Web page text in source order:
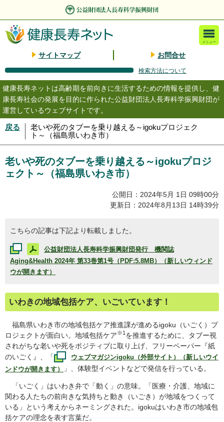
サイトマップ お問合せ
メニュー
検索方法について
健康長寿ネットは高齢期を前向きに生活するための情報を提供し、健
康長寿社会の発展を目的に作られた公益財団法人長寿科学振興財団が
運営しているウェブサイトです。
戻る
老いや死のタブーを乗り越える～igokuプロジェク
ト～（福島県いわき市）
老いや死のタブーを乗り越える～igokuプロジ
ェクト～（福島県いわき市）
公開日：2024年5月 1日 09時00分
更新日：2024年8月13日 14時39分
こちらの記事は下記より転載しました。
公益財団法人長寿科学振興財団発行 機関誌
Aging&Health 2024年 第33巻第1号（PDF:5.8MB）（新しいウィンド
ウが開きます）
いわきの地域包括ケア、いごいています！
福島県いわき市の地域包括ケア推進課が進めるigoku（いごく）プ
ロジェクトが面白い。地域包括ケア※1 を推進するために、タブー視
されがちな老いや死をポジティブに取り上げ、フリーペーパー『紙
のいごく』、「
ウェブマガジンigoku（外部サイト）（新しいウイ
ンドウが開きます）
」、体験型イベントなどで発信を行っている。
「いごく」はいわき弁で「動く」の意味。「医療・介護、地域に
関わる人たちの前向きな気持ちと動き（いごき）が地域をつくって
いる」という考えからネーミングされた。igokuはいわき市の地域包
括ケアの理念を表す言葉だ。